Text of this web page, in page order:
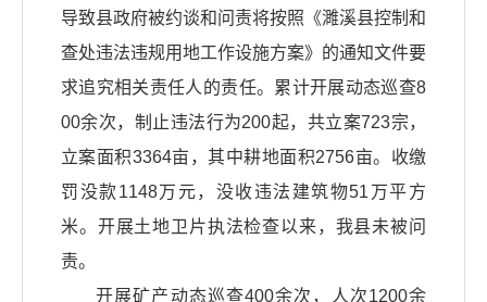
导致县政府被约谈和问责将按照《濉溪县控制和
查处违法违规用地工作设施方案》的通知文件要
求追究相关责任人的责任。累计开展动态巡查8
00余次，制止违法行为200起，共立案723宗，
立案面积3364亩，其中耕地面积2756亩。收缴
罚没款1148万元，没收违法建筑物51万平方
米。开展土地卫片执法检查以来，我县未被问
责。
开展矿产动态巡查400余次，人次1200余